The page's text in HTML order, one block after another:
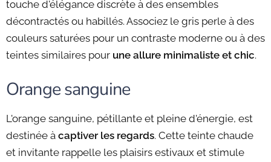
touche d'élégance discrète à des ensembles
décontractés ou habillés. Associez le gris perle à des
couleurs saturées pour un contraste moderne ou à des
teintes similaires pour une allure minimaliste et chic.
Orange sanguine
L'orange sanguine, pétillante et pleine d'énergie, est
destinée à captiver les regards. Cette teinte chaude
et invitante rappelle les plaisirs estivaux et stimule